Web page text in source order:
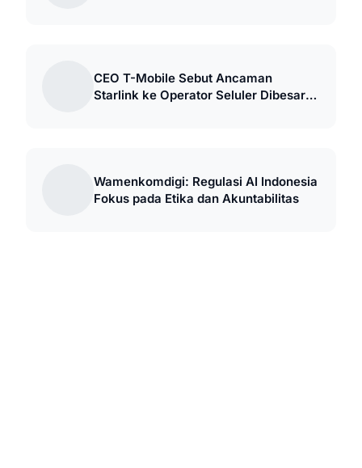
CEO T-Mobile Sebut Ancaman
Starlink ke Operator Seluler Dibesar-
Wamenkomdigi: Regulasi AI Indonesia
Fokus pada Etika dan Akuntabilitas